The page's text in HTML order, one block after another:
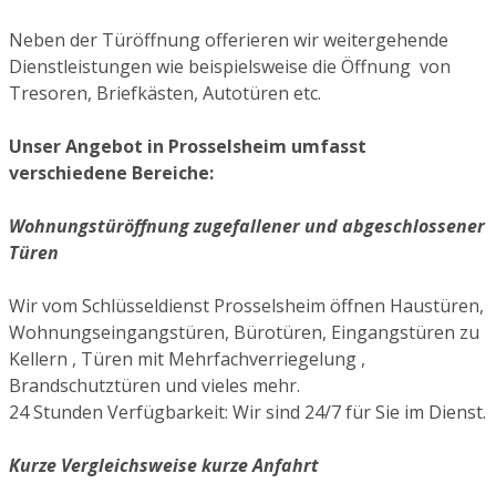
Neben der Türöffnung offerieren wir weitergehende
Dienstleistungen wie beispielsweise die Öffnung von
Tresoren, Briefkästen, Autotüren etc.
Unser Angebot in Prosselsheim umfasst
verschiedene Bereiche:
Wohnungstüröffnung zugefallener und abgeschlossener
Türen
Wir vom Schlüsseldienst Prosselsheim öffnen Haustüren,
Wohnungseingangstüren, Bürotüren, Eingangstüren zu
Kellern , Türen mit Mehrfachverriegelung ,
Brandschutztüren und vieles mehr.
24 Stunden Verfügbarkeit: Wir sind 24/7 für Sie im Dienst.
Kurze Vergleichsweise kurze Anfahrt